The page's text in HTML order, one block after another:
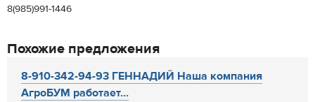
8(985)991-1446
Похожие предложения
8-910-342-94-93 ГЕННАДИЙ Наша компания
АгроБУМ работает...